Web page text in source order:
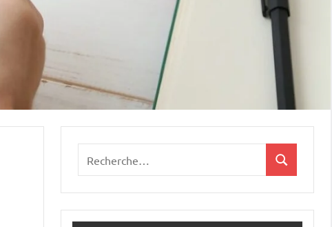
pour
:
Recherche